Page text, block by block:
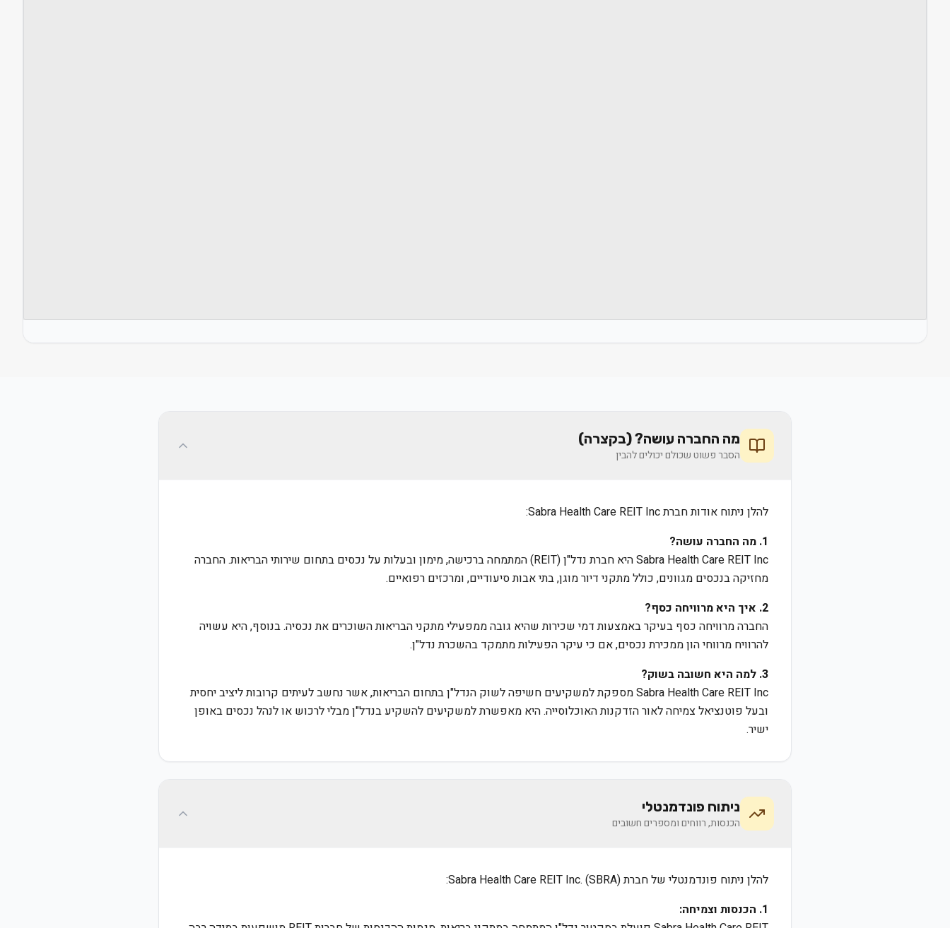
מה החברה עושה? (בקצרה)
הסבר פשוט שכולם יכולים להבין
להלן ניתוח אודות חברת Sabra Health Care REIT Inc:
1. מה החברה עושה?
Sabra Health Care REIT Inc היא חברת נדל"ן (REIT) המתמחה ברכישה, מימון ובעלות על נכסים בתחום שירותי הבריאות. החברה
מחזיקה בנכסים מגוונים, כולל מתקני דיור מוגן, בתי אבות סיעודיים, ומרכזים רפואיים.
2. איך היא מרוויחה כסף?
החברה מרוויחה כסף בעיקר באמצעות דמי שכירות שהיא גובה ממפעילי מתקני הבריאות השוכרים את נכסיה. בנוסף, היא עשויה
להרוויח מרווחי הון ממכירת נכסים, אם כי עיקר הפעילות מתמקד בהשכרת נדל"ן.
3. למה היא חשובה בשוק?
Sabra Health Care REIT Inc מספקת למשקיעים חשיפה לשוק הנדל"ן בתחום הבריאות, אשר נחשב לעיתים קרובות ליציב יחסית
ובעל פוטנציאל צמיחה לאור הזדקנות האוכלוסייה. היא מאפשרת למשקיעים להשקיע בנדל"ן מבלי לרכוש או לנהל נכסים באופן
ישיר.
ניתוח פונדמנטלי
הכנסות, רווחים ומספרים חשובים
להלן ניתוח פונדמנטלי של חברת Sabra Health Care REIT Inc. (SBRA):
1. הכנסות וצמיחה: